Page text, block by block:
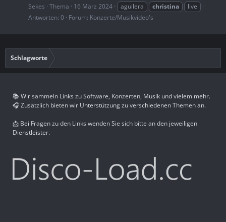
Sekes Thema 16 März 2024 aguilera christina
live
Antworten: 0
Forum: Konzerte/Musikvideo's
Schlagworte
📚 Wir sammeln Links zu Software, Konzerten, Musik und vielem mehr.
🎧 Zusätzlich bieten wir Unterstützung zu verschiedenen Themen an.
📩 Bei Fragen zu den Links wenden Sie sich bitte an den jeweiligen
Dienstleister.